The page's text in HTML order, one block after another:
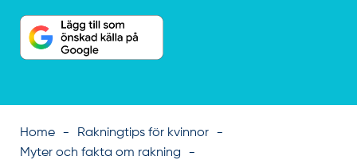
Home
Rakningtips för kvinnor
Myter och fakta om rakning